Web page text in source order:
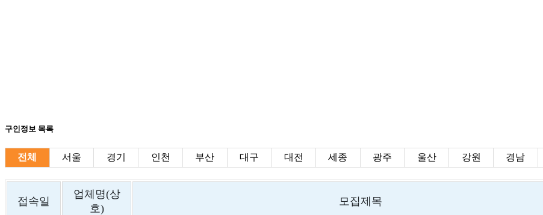
구인정보 목록
전체 서울 경기 인천 부산 대구 대전 세종 광주 울산 강원 경남
접속일
업체명(상
호)
모집제목